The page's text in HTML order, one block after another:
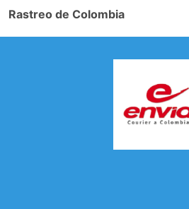
Rastreo de Colombia